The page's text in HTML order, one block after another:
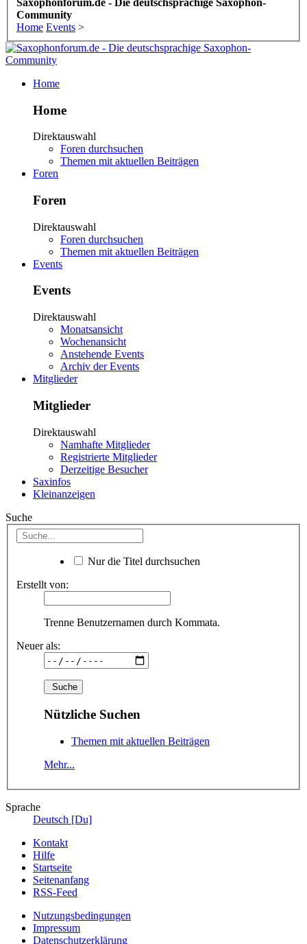
Community
Home Events >
Home
Home
Direktauswahl
Foren durchsuchen
Themen mit aktuellen Beiträgen
Foren
Foren
Direktauswahl
Foren durchsuchen
Themen mit aktuellen Beiträgen
Events
Events
Direktauswahl
Monatsansicht
Wochenansicht
Anstehende Events
Archiv der Events
Mitglieder
Mitglieder
Direktauswahl
Namhafte Mitglieder
Registrierte Mitglieder
Derzeitige Besucher
Saxinfos
Kleinanzeigen
Suche
Nur die Titel durchsuchen
Erstellt von:
Trenne Benutzernamen durch Kommata.
Neuer als:
Nützliche Suchen
Themen mit aktuellen Beiträgen
Mehr...
Sprache
Deutsch [Du]
Kontakt
Hilfe
Startseite
Seitenanfang
RSS-Feed
Nutzungsbedingungen
Impressum
Datenschutzerklärung